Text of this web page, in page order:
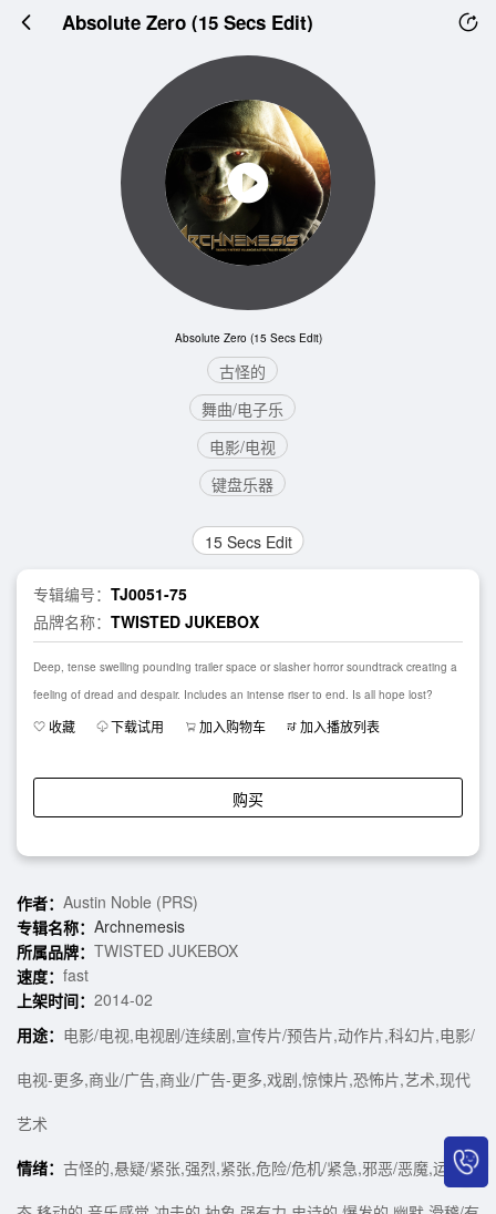
Absolute Zero (15 Secs Edit)
Absolute Zero (15 Secs Edit)
古怪的
舞曲/电子乐
电影/电视
键盘乐器
15 Secs Edit
专辑编号： TJ0051-75
品牌名称： TWISTED JUKEBOX
Deep, tense swelling pounding trailer space or slasher horror soundtrack creating a
feeling of dread and despair. Includes an intense riser to end. Is all hope lost?
收藏 下载试用 加入购物车 加入播放列表
购买
作者： Austin Noble (PRS)
专辑名称： Archnemesis
所属品牌： TWISTED JUKEBOX
速度： fast
上架时间： 2014-02
用途： 电影/电视,电视剧/连续剧,宣传片/预告片,动作片,科幻片,电影/
电视-更多,商业/广告,商业/广告-更多,戏剧,惊悚片,恐怖片,艺术,现代
艺术
情绪： 古怪的,悬疑/紧张,强烈,紧张,危险/危机/紧急,邪恶/恶魔,运动状